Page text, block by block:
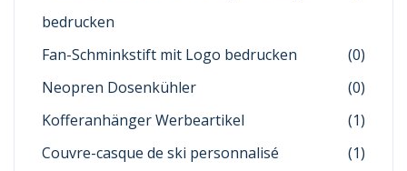
bedrucken
Fan-Schminkstift mit Logo bedrucken
(0)
Neopren Dosenkühler
(0)
Kofferanhänger Werbeartikel
(1)
Couvre-casque de ski personnalisé
(1)